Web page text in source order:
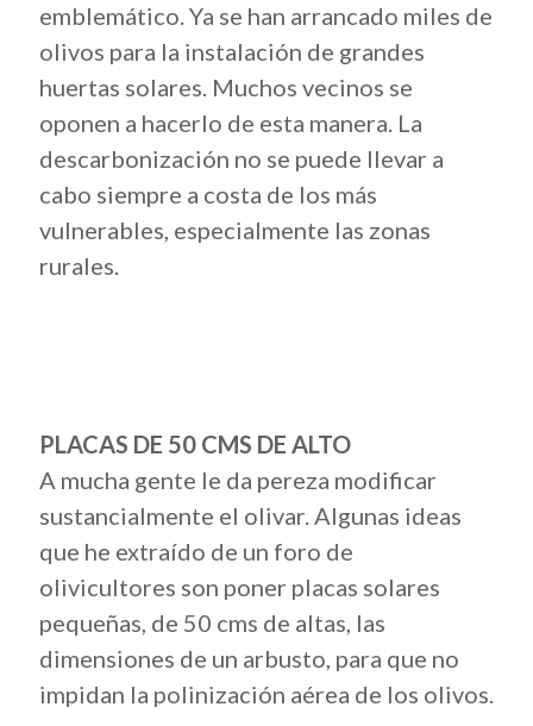
emblemático. Ya se han arrancado miles de
olivos para la instalación de grandes
huertas solares. Muchos vecinos se
oponen a hacerlo de esta manera. La
descarbonización no se puede llevar a
cabo siempre a costa de los más
vulnerables, especialmente las zonas
rurales.
PLACAS DE 50 CMS DE ALTO
A mucha gente le da pereza modificar
sustancialmente el olivar. Algunas ideas
que he extraído de un foro de
olivicultores son poner placas solares
pequeñas, de 50 cms de altas, las
dimensiones de un arbusto, para que no
impidan la polinización aérea de los olivos.